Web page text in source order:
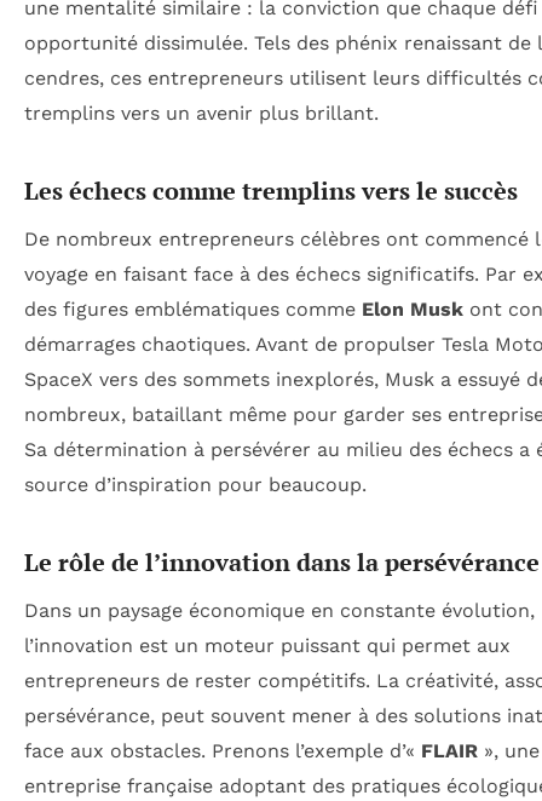
une mentalité similaire : la conviction que chaque
opportunité dissimulée. Tels des phénix renaissant de
cendres, ces entrepreneurs utilisent leurs difficultés
tremplins vers un avenir plus brillant.
Les échecs comme tremplins vers le succès
De nombreux entrepreneurs célèbres ont commencé
voyage en faisant face à des échecs significatifs. Par
des figures emblématiques comme Elon Musk ont
démarrages chaotiques. Avant de propulser Tesla
SpaceX vers des sommets inexplorés, Musk a essuyé
nombreux, bataillant même pour garder ses
Sa détermination à persévérer au milieu des échecs a
source d’inspiration pour beaucoup.
Le rôle de l’innovation dans la persévérance
Dans un paysage économique en constante évolution,
l’innovation est un moteur puissant qui permet aux
entrepreneurs de rester compétitifs. La créativité,
persévérance, peut souvent mener à des solutions
face aux obstacles. Prenons l’exemple d’« FLAIR », une
entreprise française adoptant des pratiques